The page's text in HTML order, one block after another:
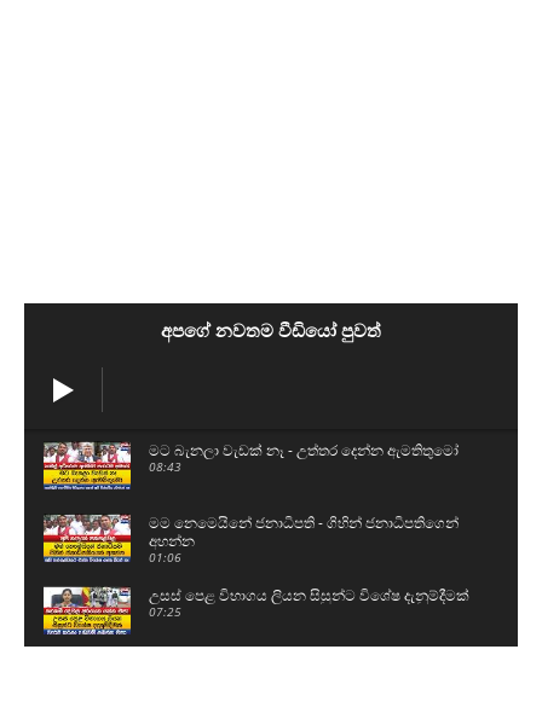
අපගේ නවතම වීඩියෝ පුවත්
මට බැනලා වැඩක් නෑ - උත්තර දෙන්න ඇමතිතුමෝ
08:43
මම නෙමෙයිනේ ජනාධිපති - ගිහින් ජනාධිපතිගෙන්
අහන්න
01:06
උසස් පෙළ විභාගය ලියන සිසුන්ට විශේෂ දැනුම්දීමක්
07:25